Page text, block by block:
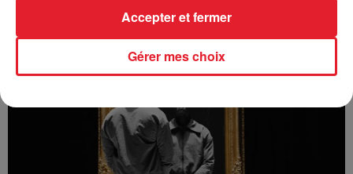
Bizzy - Angelina (feat. Innoss'B)
Gérer mes choix
Accepter et fermer